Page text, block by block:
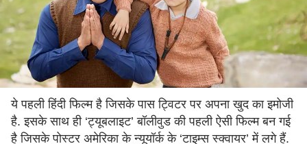
ये पहली हिंदी फिल्म है जिसके पास ट्विटर पर अपना खुद का इमोजी
है. इसके साथ ही ‘ट्यूबलाइट’ बॉलीवुड की पहली ऐसी फिल्म बन गई
है जिसके पोस्टर अमेरिका के न्यूयॉर्क के ‘टाइम्स स्क्वायर’ में लगे हैं.